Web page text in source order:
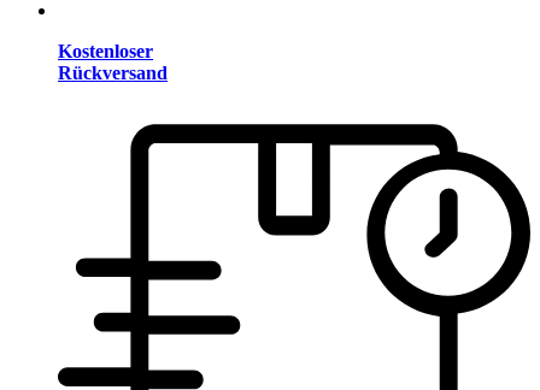
Kostenloser
Rückversand